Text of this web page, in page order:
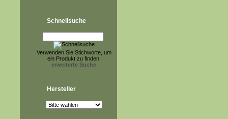
Schnellsuche
Verwenden Sie Stichworte, um
ein Produkt zu finden.
erweiterte Suche
Hersteller